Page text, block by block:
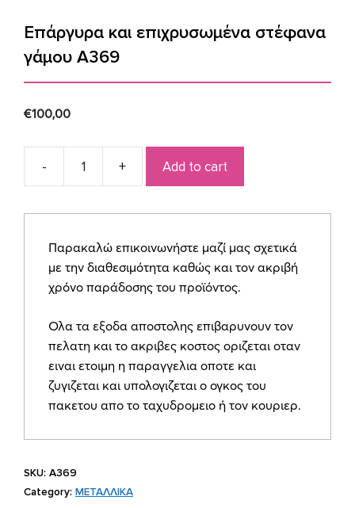
Επάργυρα και επιχρυσωμένα στέφανα
γάμου A369
€100,00
Επάργυρα
επιχρυσωμένα
γάμου
A369
quantity
Add to cart
Παρακαλώ επικοινωνήστε μαζί μας σχετικά
με την διαθεσιμότητα καθώς και τον ακριβή
χρόνο παράδοσης του προϊόντος.
Ολα τα εξοδα αποστολης επιβαρυνουν τον
πελατη και το ακριβες κοστος οριζεται οταν
ειναι ετοιμη η παραγγελια οποτε και
ζυγιζεται και υπολογιζεται ο ογκος του
πακετου απο το ταχυδρομειο ή τον κουριερ.
SKU: A369
Category: ΜΕΤΑΛΛΙΚΑ